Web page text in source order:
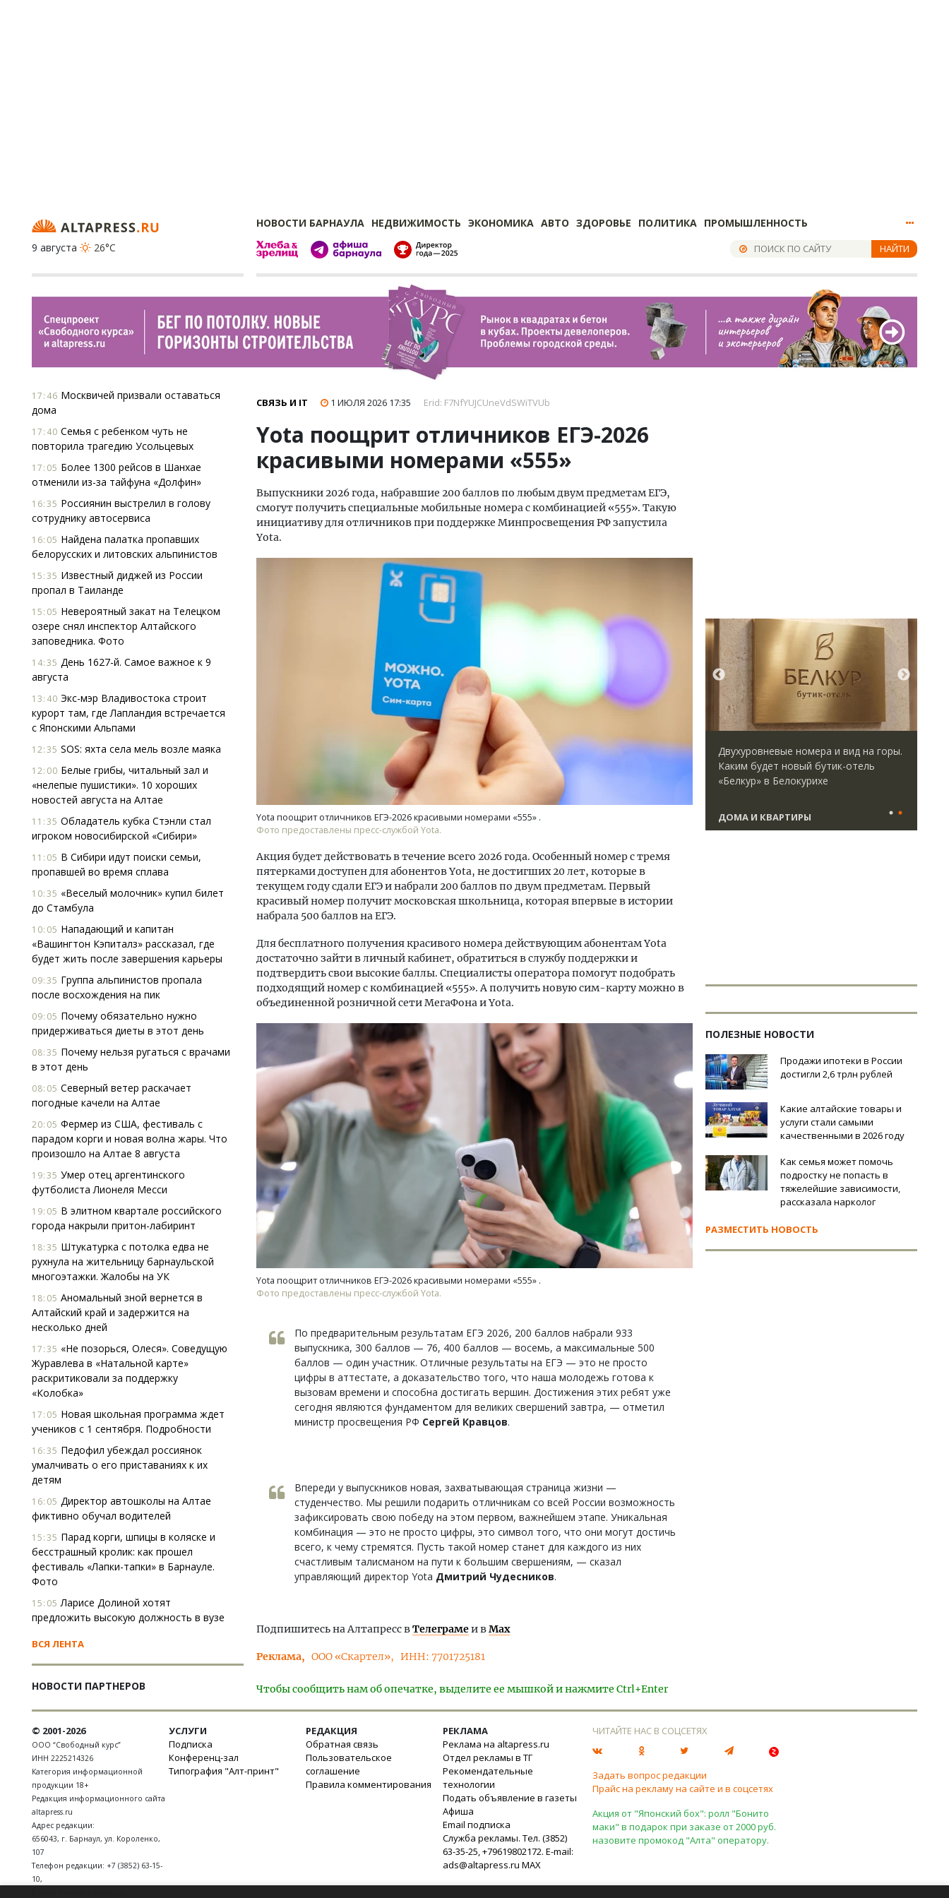
НОВОСТИ БАРНАУЛА НЕДВИЖИМОСТЬ ЭКОНОМИКА АВТО ЗДОРОВЬЕ ПОЛИТИКА ПРОМЫШЛЕННОСТЬ
9 августа
26°C НАЙТИ
17:46 Москвичей призвали оставаться
дома
17:40 Семья с ребенком чуть не
повторила трагедию Усольцевых
17:05 Более 1300 рейсов в Шанхае
отменили из-за тайфуна «Долфин»
16:35 Россиянин выстрелил в голову
сотруднику автосервиса
16:05 Найдена палатка пропавших
белорусских и литовских альпинистов
15:35 Известный диджей из России
пропал в Таиланде
15:05 Невероятный закат на Телецком
озере снял инспектор Алтайского
заповедника. Фото
14:35 День 1627-й. Самое важное к 9
августа
13:40 Экс-мэр Владивостока строит
курорт там, где Лапландия встречается
с Японскими Альпами
12:35 SOS: яхта села мель возле маяка
12:00 Белые грибы, читальный зал и
«нелепые пушистики». 10 хороших
новостей августа на Алтае
11:35 Обладатель кубка Стэнли стал
игроком новосибирской «Сибири»
11:05 В Сибири идут поиски семьи,
пропавшей во время сплава
10:35 «Веселый молочник» купил билет
до Стамбула
10:05 Нападающий и капитан
«Вашингтон Кэпиталз» рассказал, где
будет жить после завершения карьеры
09:35 Группа альпинистов пропала
после восхождения на пик
09:05 Почему обязательно нужно
придерживаться диеты в этот день
08:35 Почему нельзя ругаться с врачами
в этот день
08:05 Северный ветер раскачает
погодные качели на Алтае
20:05 Фермер из США, фестиваль с
парадом корги и новая волна жары. Что
произошло на Алтае 8 августа
19:35 Умер отец аргентинского
футболиста Лионеля Месси
19:05 В элитном квартале российского
города накрыли притон-лабиринт
18:35 Штукатурка с потолка едва не
рухнула на жительницу барнаульской
многоэтажки. Жалобы на УК
18:05 Аномальный зной вернется в
Алтайский край и задержится на
несколько дней
17:35 «Не позорься, Олеся». Соведущую
Журавлева в «Натальной карте»
раскритиковали за поддержку
«Колобка»
17:05 Новая школьная программа ждет
учеников с 1 сентября. Подробности
16:35 Педофил убеждал россиянок
умалчивать о его приставаниях к их
детям
16:05 Директор автошколы на Алтае
фиктивно обучал водителей
15:35 Парад корги, шпицы в коляске и
бесстрашный кролик: как прошел
фестиваль «Лапки-тапки» в Барнауле.
Фото
15:05 Ларисе Долиной хотят
предложить высокую должность в вузе
ВСЯ ЛЕНТА
НОВОСТИ ПАРТНЕРОВ
СВЯЗЬ И IT 1 ИЮЛЯ 2026 17:35 Erid: F7NfYUJCUneVdSWiTVUb
Yota поощрит отличников ЕГЭ-2026
красивыми номерами «555»
Выпускники 2026 года, набравшие 200 баллов по любым двум предметам ЕГЭ,
смогут получить специальные мобильные номера с комбинацией «555». Такую
инициативу для отличников при поддержке Минпросвещения РФ запустила
Yota.
Yota поощрит отличников ЕГЭ-2026 красивыми номерами «555» .
Фото предоставлены пресс-службой Yota.
Акция будет действовать в течение всего 2026 года. Особенный номер с тремя
пятерками доступен для абонентов Yota, не достигших 20 лет, которые в
текущем году сдали ЕГЭ и набрали 200 баллов по двум предметам. Первый
красивый номер получит московская школьница, которая впервые в истории
набрала 500 баллов на ЕГЭ.
Для бесплатного получения красивого номера действующим абонентам Yota
достаточно зайти в личный кабинет, обратиться в службу поддержки и
подтвердить свои высокие баллы. Специалисты оператора помогут подобрать
подходящий номер с комбинацией «555». А получить новую сим-карту можно в
объединенной розничной сети МегаФона и Yota.
Yota поощрит отличников ЕГЭ-2026 красивыми номерами «555» .
Фото предоставлены пресс-службой Yota.
По предварительным результатам ЕГЭ 2026, 200 баллов набрали 933
выпускника, 300 баллов — 76, 400 баллов — восемь, а максимальные 500
баллов — один участник. Отличные результаты на ЕГЭ — это не просто
цифры в аттестате, а доказательство того, что наша молодежь готова к
вызовам времени и способна достигать вершин. Достижения этих ребят уже
сегодня являются фундаментом для великих свершений завтра, — отметил
министр просвещения РФ Сергей Кравцов.
Впереди у выпускников новая, захватывающая страница жизни —
студенчество. Мы решили подарить отличникам со всей России возможность
зафиксировать свою победу на этом первом, важнейшем этапе. Уникальная
комбинация — это не просто цифры, это символ того, что они могут достичь
всего, к чему стремятся. Пусть такой номер станет для каждого из них
счастливым талисманом на пути к большим свершениям, — сказал
управляющий директор Yota Дмитрий Чудесников.
Подпишитесь на Алтапресс вТелеграмеи вMax
Реклама ООО «Скартел» ИНН: 7701725181
Чтобы сообщить нам об опечатке, выделите ее мышкой и нажмите Ctrl+Enter
Двухуровневые номера и вид на горы.
Каким будет новый бутик-отель
«Белкур» в Белокурихе
ДОМА И КВАРТИРЫ
Ищем новые берега. Гендиректор
«Жилищной инициативы» Юрий
Гатилов — о том, как девелоперу
оставаться на плаву, когда рынок
Двухуровневые номера и вид на горы.
Каким будет новый бутик-отель
«Белкур» в Белокурихе
ДОМА И КВАРТИРЫ
ПОЛЕЗНЫЕ НОВОСТИ
Продажи ипотеки в России
достигли 2,6 трлн рублей
Какие алтайские товары и
услуги стали самыми
качественными в 2026 году
Как семья может помочь
подростку не попасть в
тяжелейшие зависимости,
рассказала нарколог
РАЗМЕСТИТЬ НОВОСТЬ
© 2001-2026
ООО “Свободный курс”
ИНН 2225214326
Категория информационной
продукции 18+
Редакция информационного сайта
altapress.ru
Адрес редакции:
656043, г. Барнаул, ул. Короленко,
107
Телефон редакции: +7 (3852) 63-15-
10,
УСЛУГИ
Подписка
Конференц-зал
Типография "Алт-принт"
РЕДАКЦИЯ
Обратная связь
Пользовательское
соглашение
Правила комментирования
РЕКЛАМА
Реклама на altapress.ru
Отдел рекламы в ТГ
Рекомендательные
технологии
Подать объявление в газеты
Афиша
Email подписка
Служба рекламы. Тел. (3852)
63-35-25, +79619802172. E-mail:
ads@altapress.ru MAX
ЧИТАЙТЕ НАС В СОЦСЕТЯХ
Задать вопрос редакции
Прайс на рекламу на сайте и в соцсетях
Акция от "Японский бох": ролл "Бонито
маки" в подарок при заказе от 2000 руб.
назовите промокод "Алта" оператору.